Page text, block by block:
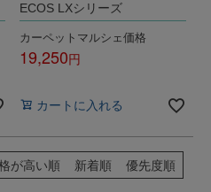
ECOS LXシリーズ
カーペットマルシェ価格
19,250
カートに入れる
が高い順 新着順 優先度順